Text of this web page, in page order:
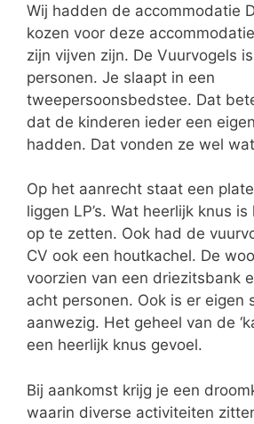
Wij hadden de accommodatie
kozen voor deze
zijn vijven zijn. De Vuurvogels
personen. Je slaapt in een
tweepersoonsbedstee. Dat
dat de kinderen ieder een
hadden. Dat vonden ze wel
Op het aanrecht staat een
liggen LP’s. Wat heerlijk knus is
op te zetten. Ook had de
CV ook een houtkachel. De
voorzien van een driezitsbank
acht personen. Ook is er eigen
aanwezig. Het geheel van de
een heerlijk knus gevoel.
Bij aankomst krijg je een
waarin diverse activiteiten